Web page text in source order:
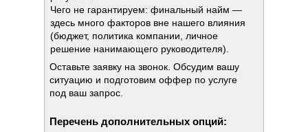
Перечень дополнительных опций:
Чего не гарантируем: финальный найм —
здесь много факторов вне нашего влияния
(бюджет, политика компании, личное
решение нанимающего руководителя).
Оставьте заявку на звонок. Обсудим вашу
ситуацию и подготовим оффер по услуге
под ваш запрос.